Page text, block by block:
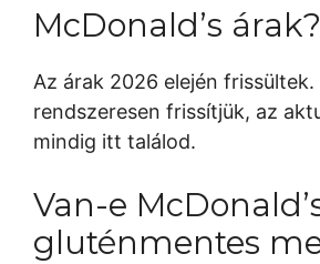
McDonald’s árak?
Az árak 2026 elején
rendszeresen frissítjük, az
mindig itt találod.
Van-e
gluténmentes